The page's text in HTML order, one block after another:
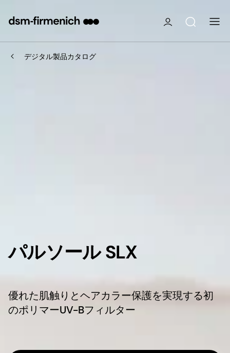
デジタル製品カタログ
パルソール SLX
優れた肌触りとヘアカラー保護を実現する初
のポリマーUV-Bフィルター